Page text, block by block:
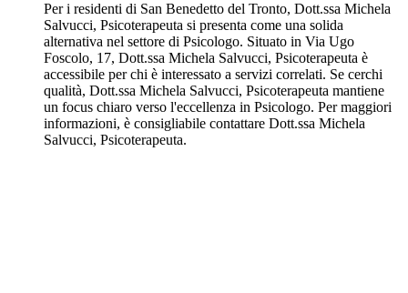
Per i residenti di San Benedetto del Tronto, Dott.ssa Michela
Salvucci, Psicoterapeuta si presenta come una solida
alternativa nel settore di Psicologo. Situato in Via Ugo
Foscolo, 17, Dott.ssa Michela Salvucci, Psicoterapeuta è
accessibile per chi è interessato a servizi correlati. Se cerchi
qualità, Dott.ssa Michela Salvucci, Psicoterapeuta mantiene
un focus chiaro verso l'eccellenza in Psicologo. Per maggiori
informazioni, è consigliabile contattare Dott.ssa Michela
Salvucci, Psicoterapeuta.